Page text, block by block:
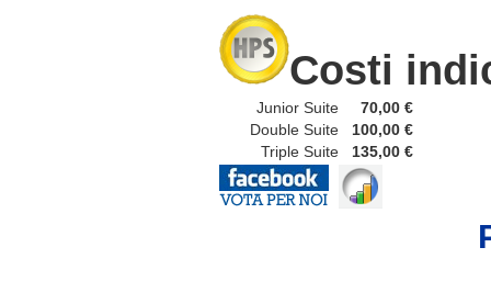
Costi
Junior Suite
70,00 €
Double Suite
100,00 €
Triple Suite
135,00 €